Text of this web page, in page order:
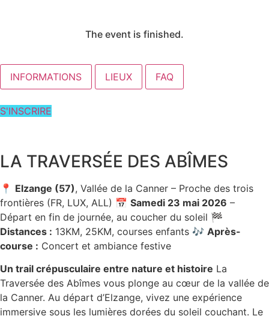
The event is finished.
INFORMATIONS LIEUX FAQ
S'INSCRIRE
LA TRAVERSÉE DES ABÎMES
📍 Elzange (57), Vallée de la Canner – Proche des trois
frontières (FR, LUX, ALL) 📅 Samedi 23 mai 2026 –
Départ en fin de journée, au coucher du soleil 🏁
Distances : 13KM, 25KM, courses enfants 🎶 Après-
course : Concert et ambiance festive
Un trail crépusculaire entre nature et histoire La
Traversée des Abîmes vous plonge au cœur de la vallée de
la Canner. Au départ d’Elzange, vivez une expérience
immersive sous les lumières dorées du soleil couchant. Le